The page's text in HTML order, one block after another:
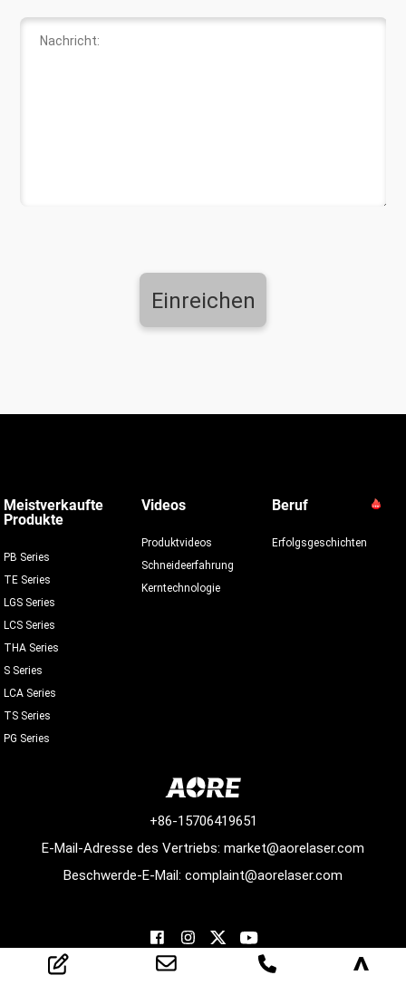
>
Einreichen
Meistverkaufte
Produkte
PB Series
TE Series
LGS Series
LCS Series
THA Series
S Series
LCA Series
TS Series
PG Series
Videos
Produktvideos
Schneideerfahrung
Kerntechnologie
Beruf
Erfolgsgeschichten
+86-15706419651
E-Mail-Adresse des Vertriebs: market@aorelaser.com
Beschwerde-E-Mail: complaint@aorelaser.com